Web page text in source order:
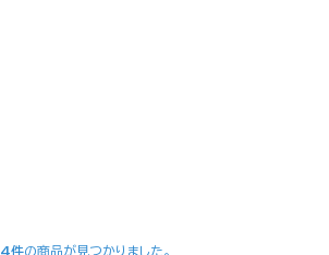
4件の商品が見つかりました。